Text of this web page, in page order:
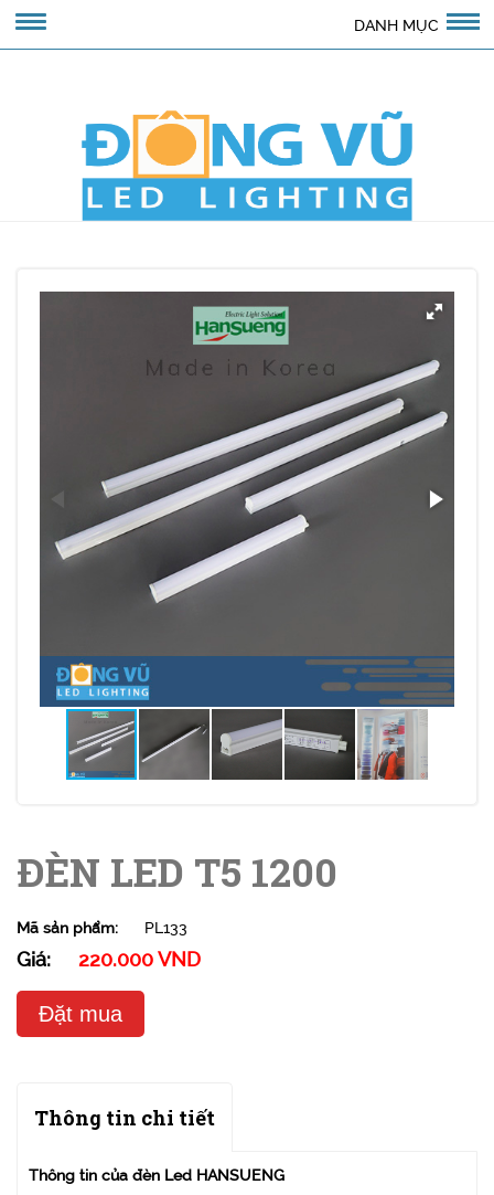
DANH MỤC
ĐÈN LED T5 1200
Mã sản phẩm: PL133
Giá: 220.000 VND
Đặt mua
Thông tin chi tiết
Thông tin của đèn Led HANSUENG